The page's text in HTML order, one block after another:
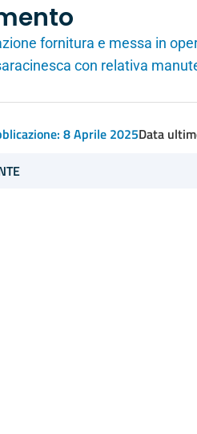
fornitura e messa in
con relativa
8 Aprile 2025Data